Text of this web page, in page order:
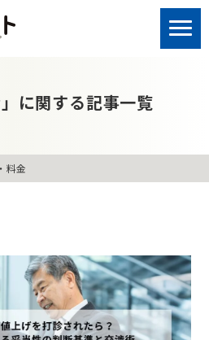
」に関する記事一覧
料金